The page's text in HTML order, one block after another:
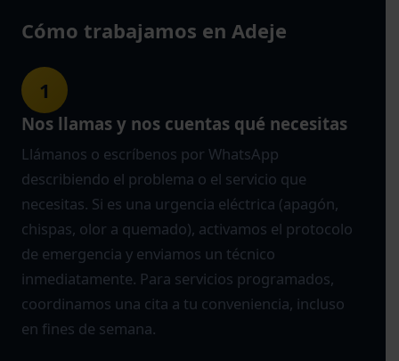
Cómo trabajamos en Adeje
1
Nos llamas y nos cuentas qué necesitas
Llámanos o escríbenos por WhatsApp
describiendo el problema o el servicio que
necesitas. Si es una urgencia eléctrica (apagón,
chispas, olor a quemado), activamos el protocolo
de emergencia y enviamos un técnico
inmediatamente. Para servicios programados,
coordinamos una cita a tu conveniencia, incluso
en fines de semana.